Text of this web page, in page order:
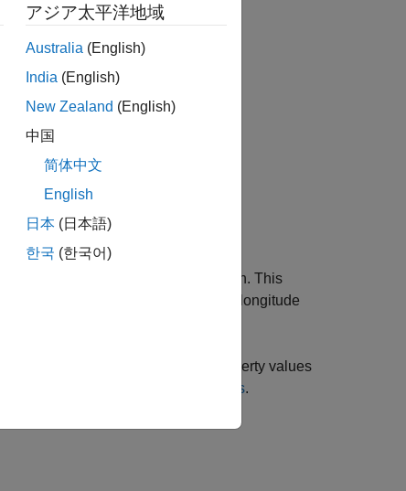
map.
parallel label properties.
-based map to the value meridian. This
are a scalar longitude
-based map property names and property values
see axesm-Based Map Properties.
アジア太平洋地域
Australia (English)
India (English)
New Zealand (English)
中国
简体中文
English
日本 (日本語)
한국 (한국어)